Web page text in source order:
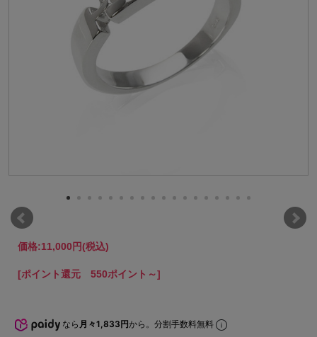
価格:11,000円(税込)
[ポイント還元 550ポイント～]
なら 月々1,833円から。分割手数料無料